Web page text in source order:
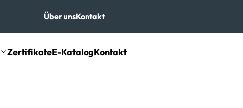
Über unsKontakt
ZertifikateE-KatalogKontakt